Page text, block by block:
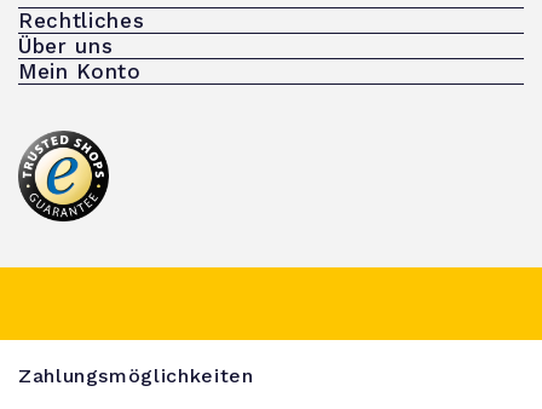
Rechtliches
Über uns
Mein Konto
Zahlungsmöglichkeiten